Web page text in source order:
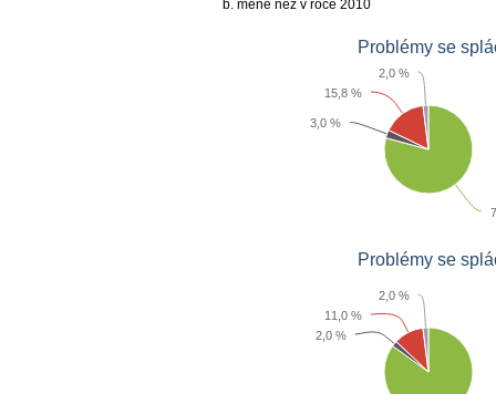
b. méně než v roce 2010
Problémy se
3,0 %
15,8 %
2,0 %
Problémy se
2,0 %
11,0 %
2,0 %